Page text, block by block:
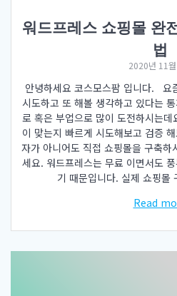
워드프레스 쇼핑몰 완
법
2020년 11
안녕하세요 코스모스팜 입니다. 요
시도하고 또 해볼 생각하고 있다는
로 혹은 부업으로 많이 도전하시는
이 맞는지 빠르게 시도해보고 검증
자가 아니어도 직접 쇼핑몰을 구축
세요. 워드프레스는 무료 이면서도
기 때문입니다. 실제 쇼핑
Read